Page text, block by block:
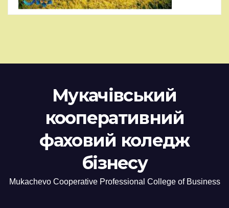
Мукачівський
кооперативний
фаховий коледж
бізнесу
Mukachevo Cooperative Professional College of Business